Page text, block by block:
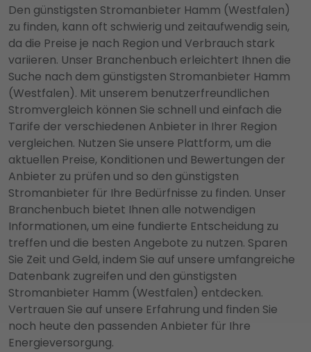
Den günstigsten Stromanbieter Hamm (Westfalen)
zu finden, kann oft schwierig und zeitaufwendig sein,
da die Preise je nach Region und Verbrauch stark
variieren. Unser Branchenbuch erleichtert Ihnen die
Suche nach dem günstigsten Stromanbieter Hamm
(Westfalen). Mit unserem benutzerfreundlichen
Stromvergleich können Sie schnell und einfach die
Tarife der verschiedenen Anbieter in Ihrer Region
vergleichen. Nutzen Sie unsere Plattform, um die
aktuellen Preise, Konditionen und Bewertungen der
Anbieter zu prüfen und so den günstigsten
Stromanbieter für Ihre Bedürfnisse zu finden. Unser
Branchenbuch bietet Ihnen alle notwendigen
Informationen, um eine fundierte Entscheidung zu
treffen und die besten Angebote zu nutzen. Sparen
Sie Zeit und Geld, indem Sie auf unsere umfangreiche
Datenbank zugreifen und den günstigsten
Stromanbieter Hamm (Westfalen) entdecken.
Vertrauen Sie auf unsere Erfahrung und finden Sie
noch heute den passenden Anbieter für Ihre
Energieversorgung.